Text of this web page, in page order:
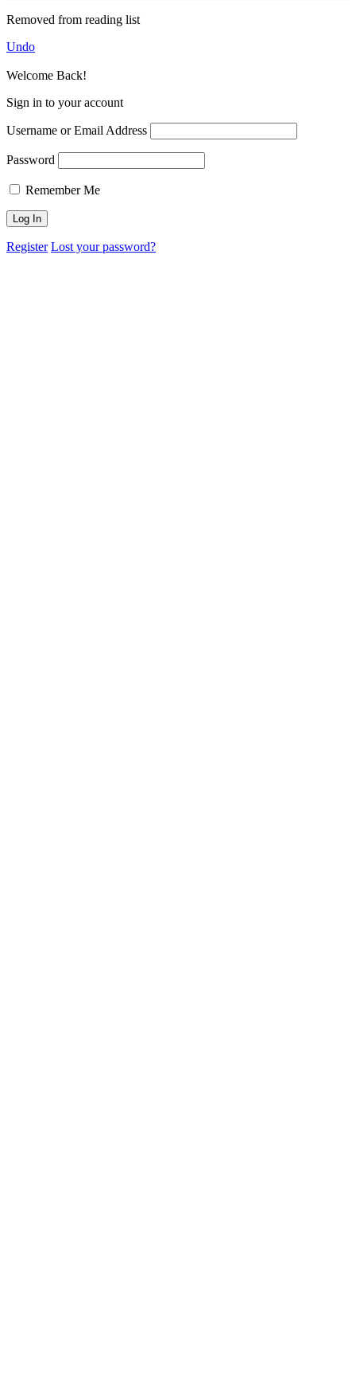
Removed from reading list
Undo
Welcome Back!
Sign in to your account
Username or Email Address
Password
Remember Me
Register Lost your password?